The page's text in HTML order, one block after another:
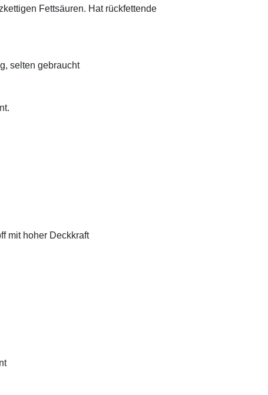
Fettsäuren. Hat rückfettende
selten gebraucht
mit hoher Deckkraft